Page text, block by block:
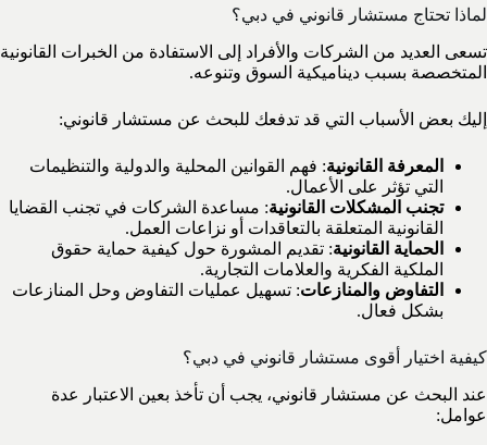
لماذا تحتاج مستشار قانوني في دبي؟
تسعى العديد من الشركات والأفراد إلى الاستفادة من الخبرات القانونية
المتخصصة بسبب ديناميكية السوق وتنوعه.
إليك بعض الأسباب التي قد تدفعك للبحث عن مستشار قانوني:
المعرفة القانونية: فهم القوانين المحلية والدولية والتنظيمات
التي تؤثر على الأعمال.
تجنب المشكلات القانونية: مساعدة الشركات في تجنب القضايا
القانونية المتعلقة بالتعاقدات أو نزاعات العمل.
الحماية القانونية: تقديم المشورة حول كيفية حماية حقوق
الملكية الفكرية والعلامات التجارية.
التفاوض والمنازعات: تسهيل عمليات التفاوض وحل المنازعات
بشكل فعال.
كيفية اختيار أقوى مستشار قانوني في دبي؟
عند البحث عن مستشار قانوني، يجب أن تأخذ بعين الاعتبار عدة
عوامل: